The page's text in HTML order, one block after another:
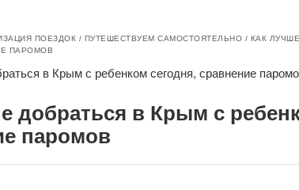
ПОЕЗДОК / ПУТЕШЕСТВУЕМ САМОСТОЯТЕЛЬНО / КАК
ПАРОМОВ
добраться в Крым с
паромов